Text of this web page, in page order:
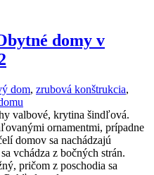
domy v
dom, zrubová konštrukcia,
valbové, krytina šindľová.
ornamentmi, prípadne
domov sa nachádzajú
vchádza z bočných strán.
pričom z poschodia sa